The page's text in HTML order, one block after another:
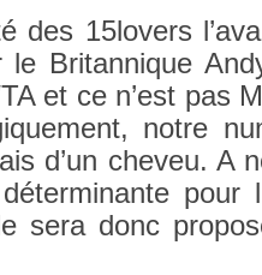
des 15lovers
le Britan­nique
et ce n’est pas
notre
d’un cheveu. A
pour
sera donc